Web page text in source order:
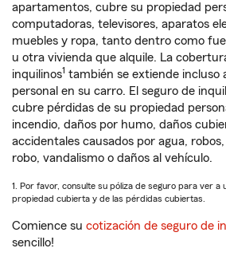
apartamentos, cubre su propiedad
computadoras, televisores, aparatos
muebles y ropa, tanto dentro como
u otra vivienda que alquile. La
inquilinos1 también se extiende incluso
personal en su carro. El seguro de
cubre pérdidas de su propiedad
incendio, daños por humo, daños
accidentales causados por agua,
robo, vandalismo o daños al vehículo.
1. Por favor, consulte su póliza de seguro para ver a
propiedad cubierta y de las pérdidas cubiertas.
Comience su cotización de seguro de
sencillo!